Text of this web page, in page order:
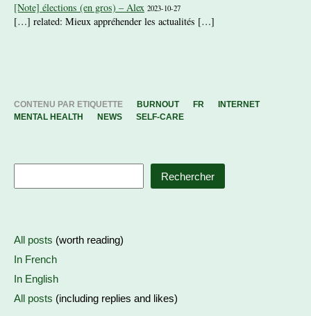
[Note] élections (en gros) – Alex 2023-10-27
[…] related: Mieux appréhender les actualités […]
CONTENU PAR ETIQUETTE BURNOUT FR
INTERNET
MENTAL HEALTH
NEWS SELF-CARE
Rechercher
All posts (worth reading)
In French
In English
All posts (including replies and likes)